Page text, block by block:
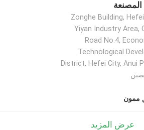
المصنعة
301 Zonghe Building, Hefei
Yiyan Industry Area,
Road No.4,
Technological
District, Hefei City, Anui
ممون
عرض المزيد